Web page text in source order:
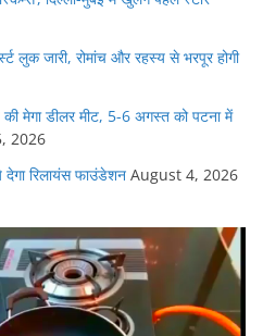
लुक जारी, रोमांच और रहस्य से भरपूर होगी
की मेगा डीलर मीट, 5-6 अगस्त को पटना में
2026
रिलायंस फाउंडेशन August 4, 2026